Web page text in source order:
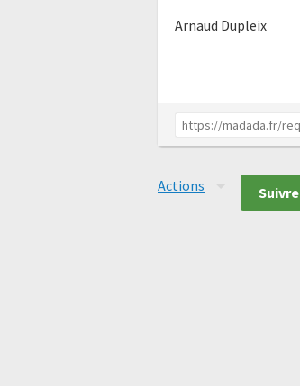
Arnaud Dupleix
Actions Suivre